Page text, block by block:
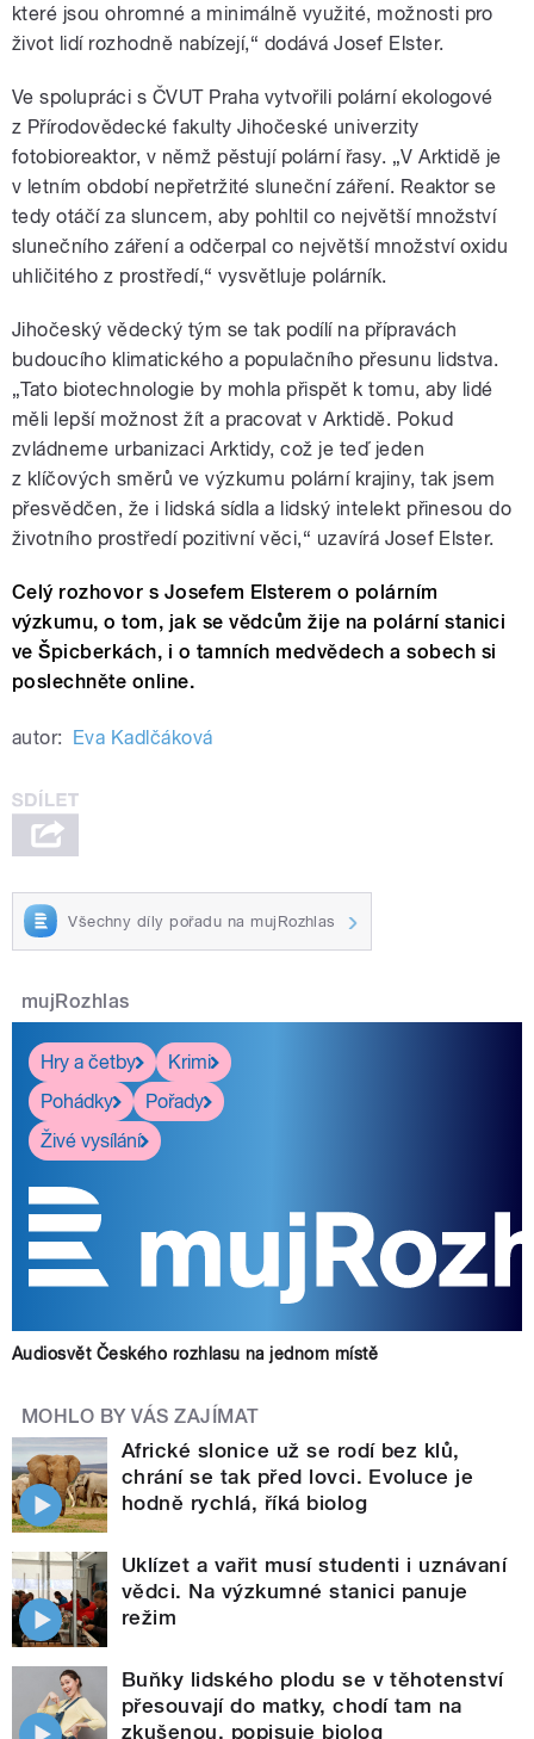
které jsou ohromné a minimálně využité, možnosti pro
život lidí rozhodně nabízejí,“ dodává Josef Elster.
Ve spolupráci s ČVUT Praha vytvořili polární ekologové
z Přírodovědecké fakulty Jihočeské univerzity
fotobioreaktor, v němž pěstují polární řasy. „V Arktidě je
v letním období nepřetržité sluneční záření. Reaktor se
tedy otáčí za sluncem, aby pohltil co největší množství
slunečního záření a odčerpal co největší množství oxidu
uhličitého z prostředí,“ vysvětluje polárník.
Jihočeský vědecký tým se tak podílí na přípravách
budoucího klimatického a populačního přesunu lidstva.
„Tato biotechnologie by mohla přispět k tomu, aby lidé
měli lepší možnost žít a pracovat v Arktidě. Pokud
zvládneme urbanizaci Arktidy, což je teď jeden
z klíčových směrů ve výzkumu polární krajiny, tak jsem
přesvědčen, že i lidská sídla a lidský intelekt přinesou do
životního prostředí pozitivní věci,“ uzavírá Josef Elster.
Celý rozhovor s Josefem Elsterem o polárním
výzkumu, o tom, jak se vědcům žije na polární stanici
ve Špicberkách, i o tamních medvědech a sobech si
poslechněte online.
autor: Eva Kadlčáková
Všechny díly pořadu na mujRozhlas
mujRozhlas
Hry a četby
Krimi
Pohádky
Pořady
Živé vysílání
Audiosvět Českého rozhlasu na jednom místě
MOHLO BY VÁS ZAJÍMAT
Africké slonice už se rodí bez klů,
chrání se tak před lovci. Evoluce je
hodně rychlá, říká biolog
Uklízet a vařit musí studenti i uznávaní
vědci. Na výzkumné stanici panuje
režim
Buňky lidského plodu se v těhotenství
přesouvají do matky, chodí tam na
zkušenou, popisuje biolog